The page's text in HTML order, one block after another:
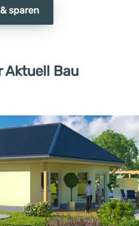
sparen
Aktuell Bau